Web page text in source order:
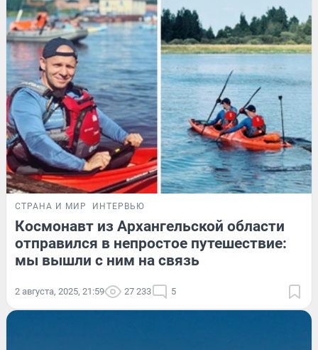
СТРАНА И МИР ИНТЕРВЬЮ
Космонавт из Архангельской области
отправился в непростое путешествие:
мы вышли с ним на связь
2 августа, 2025, 21:59 27 233 5